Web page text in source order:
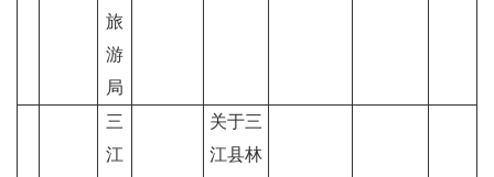
旅
游
局
三
江
关于三
江县林